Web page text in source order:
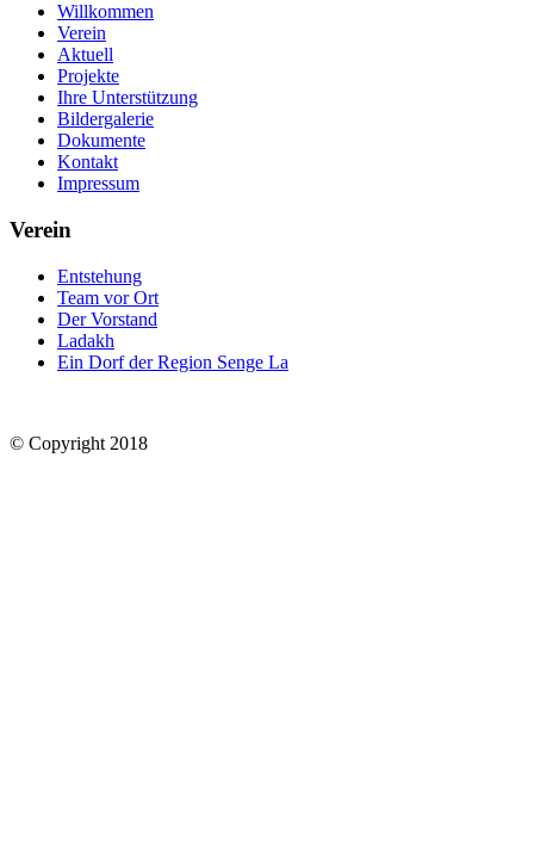
Willkommen
Verein
Aktuell
Projekte
Ihre Unterstützung
Bildergalerie
Dokumente
Kontakt
Impressum
Verein
Entstehung
Team vor Ort
Der Vorstand
Ladakh
Ein Dorf der Region Senge La
© Copyright 2018